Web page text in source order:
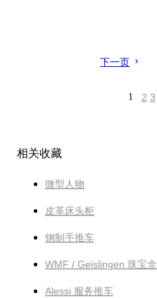
下一页
1 2 3
相关收藏
微型人物
皮革床头柜
钢制手推车
WMF / Geislingen 珠宝盒
Alessi 服务推车